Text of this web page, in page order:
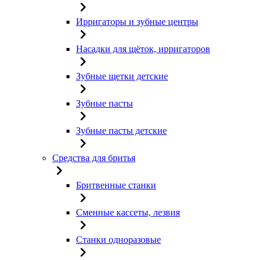
Ирригаторы и зубные центры
Насадки для щёток, ирригаторов
Зубные щетки детские
Зубные пасты
Зубные пасты детские
Средства для бритья
Бритвенные станки
Сменные кассеты, лезвия
Станки одноразовые